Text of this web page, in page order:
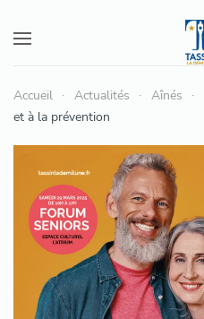
Accueil Actualités Aînés
et à la prévention